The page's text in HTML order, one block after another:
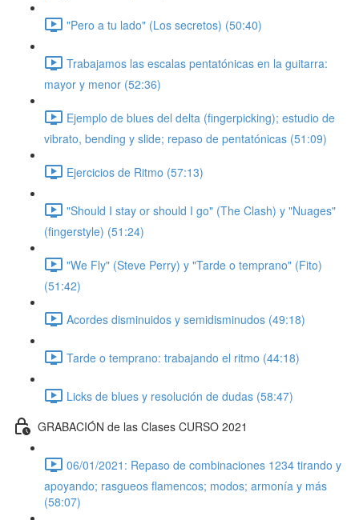
"Pero a tu lado" (Los secretos) (50:40)
Trabajamos las escalas pentatónicas en la guitarra:
mayor y menor (52:36)
Ejemplo de blues del delta (fingerpicking); estudio de
vibrato, bending y slide; repaso de pentatónicas (51:09)
Ejercicios de Ritmo (57:13)
"Should I stay or should I go" (The Clash) y "Nuages"
(fingerstyle) (51:24)
"We Fly" (Steve Perry) y "Tarde o temprano" (Fito)
(51:42)
Acordes disminuidos y semidisminudos (49:18)
Tarde o temprano: trabajando el ritmo (44:18)
Licks de blues y resolución de dudas (58:47)
GRABACIÓN de las Clases CURSO 2021
06/01/2021: Repaso de combinaciones 1234 tirando y
apoyando; rasgueos flamencos; modos; armonía y más
(58:07)